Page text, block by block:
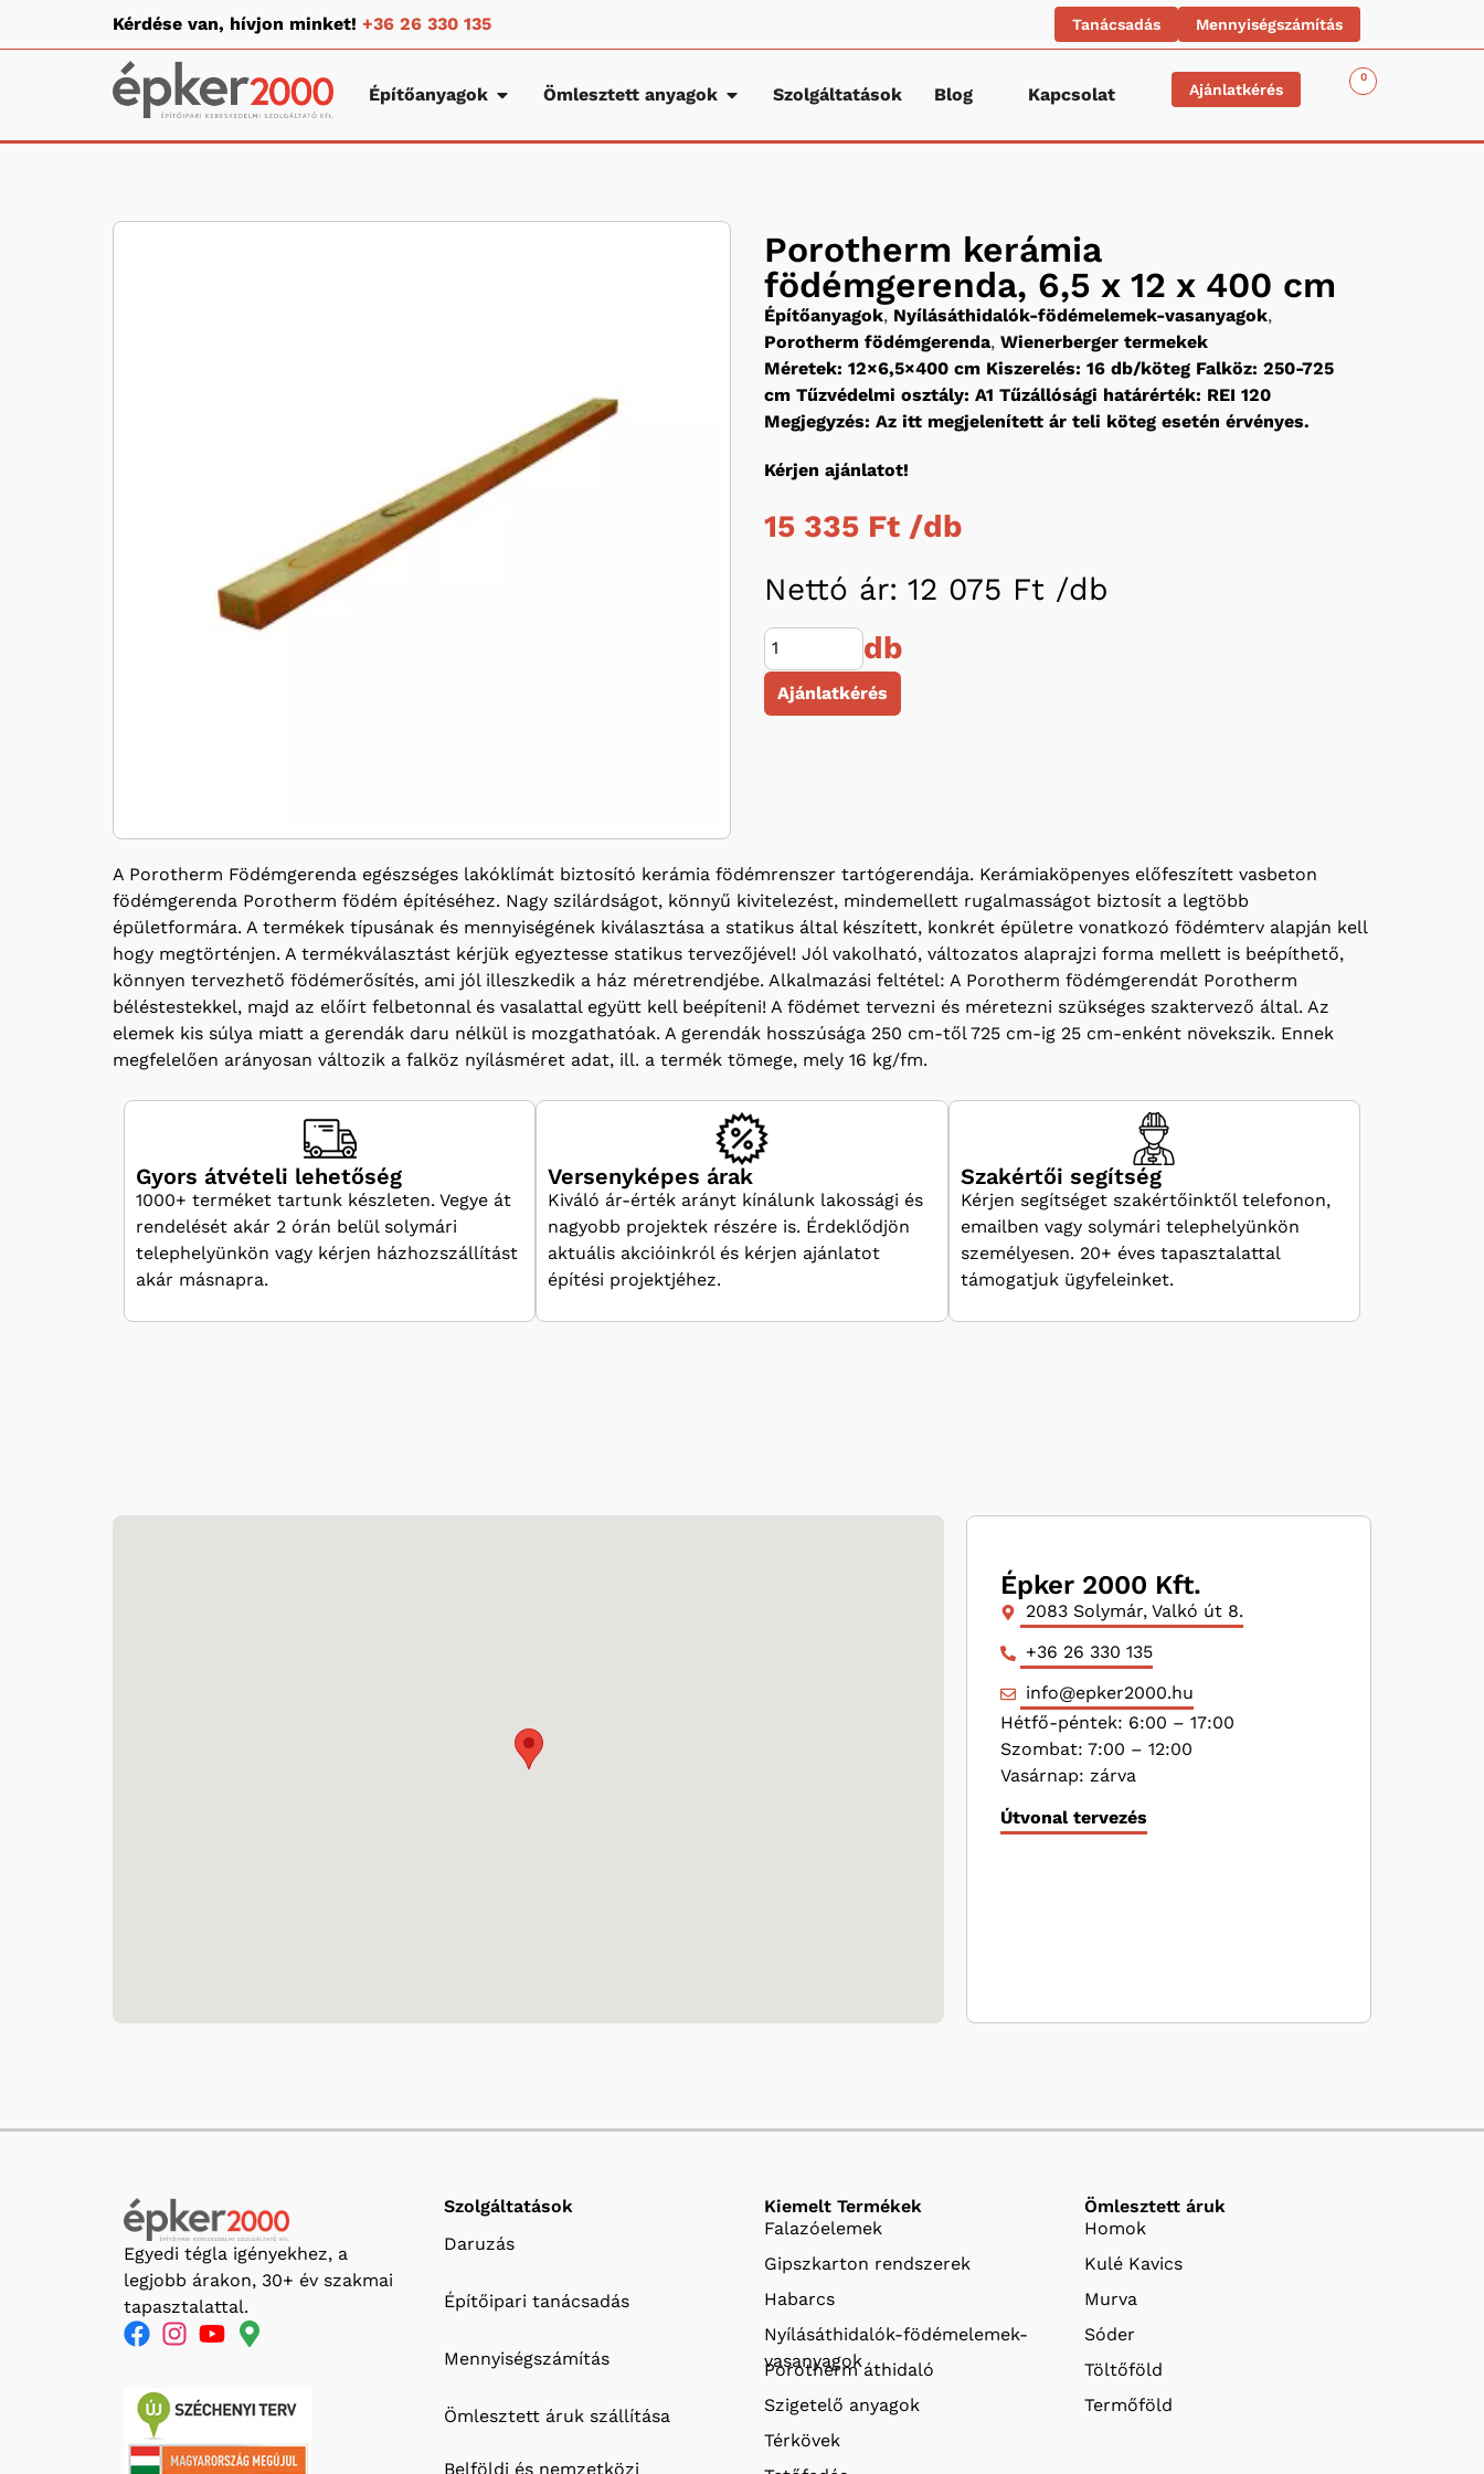
Kérdése van, hívjon minket! +36 26 330 135 Tanácsadás Mennyiségszámítás
Építőanyagok Ömlesztett anyagok Szolgáltatások Blog Kapcsolat Ajánlatkérés
0
Porotherm kerámia
födémgerenda, 6,5 x 12 x 400 cm
Építőanyagok, Nyílásáthidalók-födémelemek-vasanyagok,
Porotherm födémgerenda, Wienerberger termekek
Méretek: 12×6,5×400 cm Kiszerelés: 16 db/köteg Falköz: 250-725
cm Tűzvédelmi osztály: A1 Tűzállósági határérték: REI 120
Megjegyzés: Az itt megjelenített ár teli köteg esetén érvényes.
Kérjen ajánlatot!
15 335 Ft /db
Nettó ár: 12 075 Ft /db
db
Ajánlatkérés
A Porotherm Födémgerenda egészséges lakóklímát biztosító kerámia födémrenszer tartógerendája. Kerámiaköpenyes előfeszített vasbeton
födémgerenda Porotherm födém építéséhez. Nagy szilárdságot, könnyű kivitelezést, mindemellett rugalmasságot biztosít a legtöbb
épületformára. A termékek típusának és mennyiségének kiválasztása a statikus által készített, konkrét épületre vonatkozó födémterv alapján kell
hogy megtörténjen. A termékválasztást kérjük egyeztesse statikus tervezőjével! Jól vakolható, változatos alaprajzi forma mellett is beépíthető,
könnyen tervezhető födémerősítés, ami jól illeszkedik a ház méretrendjébe. Alkalmazási feltétel: A Porotherm födémgerendát Porotherm
béléstestekkel, majd az előírt felbetonnal és vasalattal együtt kell beépíteni! A födémet tervezni és méretezni szükséges szaktervező által. Az
elemek kis súlya miatt a gerendák daru nélkül is mozgathatóak. A gerendák hosszúsága 250 cm-től 725 cm-ig 25 cm-enként növekszik. Ennek
megfelelően arányosan változik a falköz nyílásméret adat, ill. a termék tömege, mely 16 kg/fm.
Gyors átvételi lehetőség
1000+ terméket tartunk készleten. Vegye át
rendelését akár 2 órán belül solymári
telephelyünkön vagy kérjen házhozszállítást
akár másnapra.
Versenyképes árak
Kiváló ár-érték arányt kínálunk lakossági és
nagyobb projektek részére is. Érdeklődjön
aktuális akcióinkról és kérjen ajánlatot
építési projektjéhez.
Szakértői segítség
Kérjen segítséget szakértőinktől telefonon,
emailben vagy solymári telephelyünkön
személyesen. 20+ éves tapasztalattal
támogatjuk ügyfeleinket.
Épker 2000 Kft.
2083 Solymár, Valkó út 8.
+36 26 330 135
info@epker2000.hu
Hétfő-péntek: 6:00 – 17:00
Szombat: 7:00 – 12:00
Vasárnap: zárva
Útvonal tervezés
Egyedi tégla igényekhez, a
legjobb árakon, 30+ év szakmai
tapasztalattal.
Szolgáltatások
Daruzás
Építőipari tanácsadás
Mennyiségszámítás
Ömlesztett áruk szállítása
Belföldi és nemzetközi
Kiemelt Termékek
Falazóelemek
Gipszkarton rendszerek
Habarcs
Nyílásáthidalók-födémelemek-
vasanyagok
Porotherm áthidaló
Szigetelő anyagok
Térkövek
Ömlesztett áruk
Homok
Kulé Kavics
Murva
Sóder
Töltőföld
Termőföld